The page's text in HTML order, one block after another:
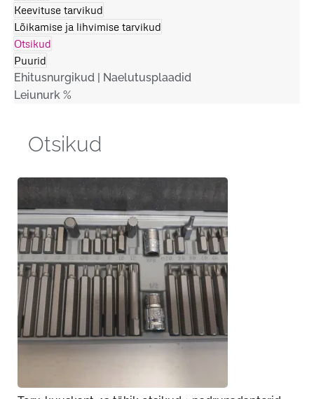
Keevituse tarvikud
Lõikamise ja lihvimise tarvikud
Otsikud
Puurid
Ehitusnurgikud | Naelutusplaadid
Leiunurk %
Otsikud